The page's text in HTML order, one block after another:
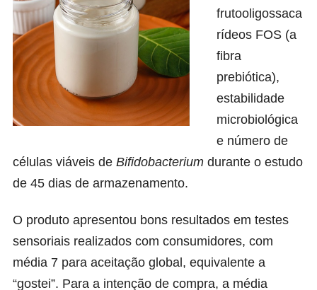
frutooligossaca
rídeos FOS (a
fibra
prebiótica),
estabilidade
microbiológica
e número de
células viáveis de Bifidobacterium durante o estudo
de 45 dias de armazenamento.
O produto apresentou bons resultados em testes
sensoriais realizados com consumidores, com
média 7 para aceitação global, equivalente a
“gostei”. Para a intenção de compra, a média